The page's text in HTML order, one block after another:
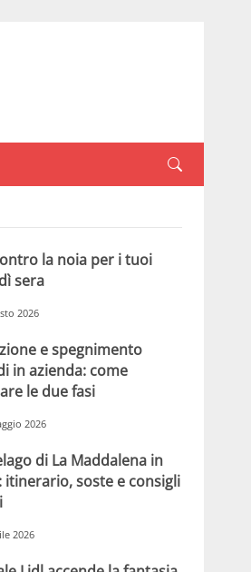
la noia per i tuoi
sera
2026
e spegnimento
in azienda: come
le due fasi
2026
di La Maddalena in
itinerario, soste e consigli
2026